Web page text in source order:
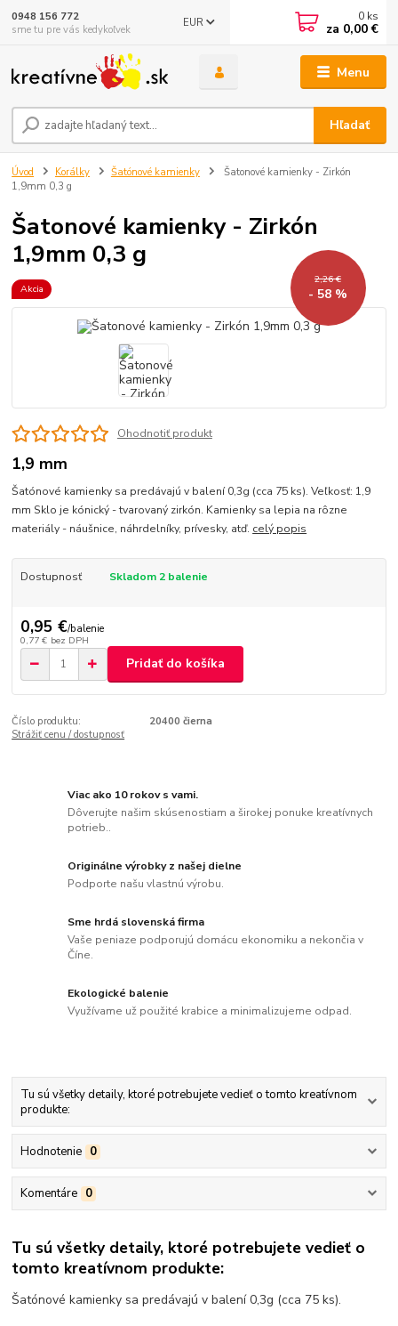
Menu
EUR
Hľadať
0948 156 772
sme tu pre vás kedykoľvek
0 ks
za 0,00 €
Úvod Korálky Šatónové kamienky
Šatonové kamienky - Zirkón
1,9mm 0,3 g
Šatonové kamienky - Zirkón
1,9mm 0,3 g
Akcia
2,26 €
- 58 %
Ohodnotiť produkt
1,9 mm
Šatónové kamienky sa predávajú v balení 0,3g (cca 75 ks). Veľkosť: 1,9
mm Sklo je kónický - tvarovaný zirkón. Kamienky sa lepia na rôzne
materiály - náušnice, náhrdelníky, prívesky, atď. celý popis
Dostupnosť Skladom 2 balenie
0,95 €/balenie
0,77 € bez DPH
Pridať do košíka
Číslo produktu:
20400 čierna
Strážiť cenu / dostupnosť
Viac ako 10 rokov s vami.
Dôverujte našim skúsenostiam a širokej ponuke kreatívnych
potrieb..
Originálne výrobky z našej dielne
Podporte našu vlastnú výrobu.
Sme hrdá slovenská firma
Vaše peniaze podporujú domácu ekonomiku a nekončia v
Číne.
Ekologické balenie
Využívame už použité krabice a minimalizujeme odpad.
Tu sú všetky detaily, ktoré potrebujete vedieť o tomto kreatívnom
produkte:
Hodnotenie 0
Komentáre 0
Tu sú všetky detaily, ktoré potrebujete vedieť o
tomto kreatívnom produkte:
Šatónové kamienky sa predávajú v balení 0,3g (cca 75 ks).